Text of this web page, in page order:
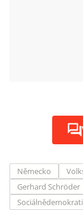
Německo
Gerhard Schröder